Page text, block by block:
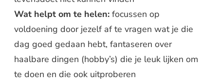
Wat helpt om te helen: focussen op
voldoening door jezelf af te vragen wat je die
dag goed gedaan hebt, fantaseren over
haalbare dingen (hobby’s) die je leuk lijken om
te doen en die ook uitproberen